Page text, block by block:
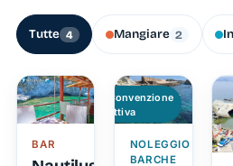
Tutte 4 Mangiare 2
BAR
NOLEGGIO
BARCHE
Convenzione
attiva